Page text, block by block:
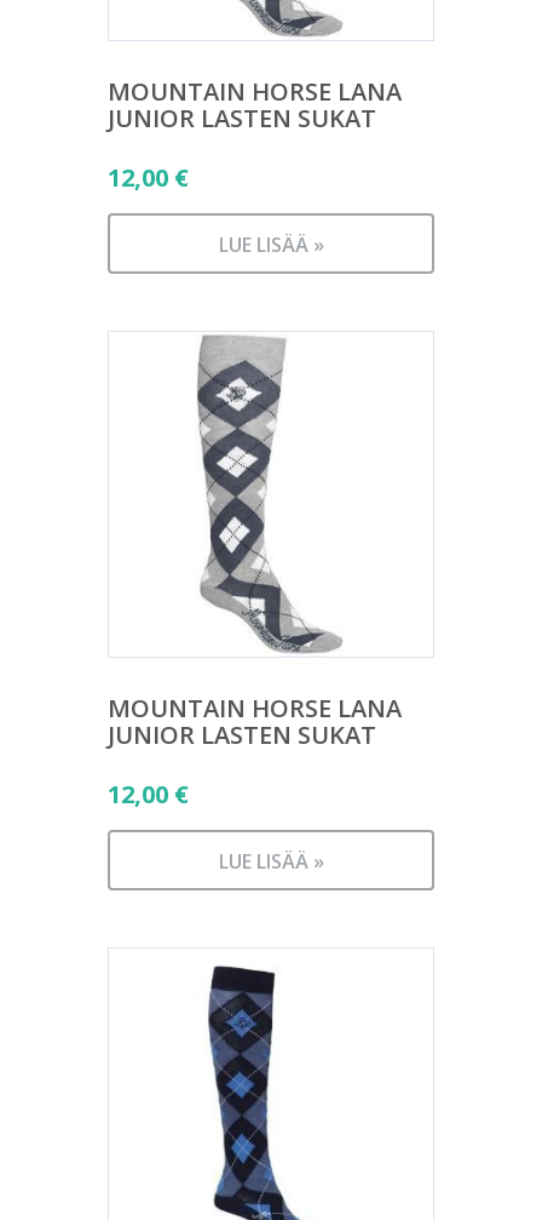
MOUNTAIN HORSE LANA
JUNIOR LASTEN SUKAT
12,00 €
LUE LISÄÄ »
MOUNTAIN HORSE LANA
JUNIOR LASTEN SUKAT
12,00 €
LUE LISÄÄ »